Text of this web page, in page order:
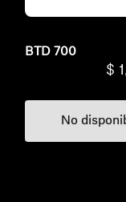
BTD 700
$
No